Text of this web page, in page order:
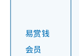
易赏钱
会员